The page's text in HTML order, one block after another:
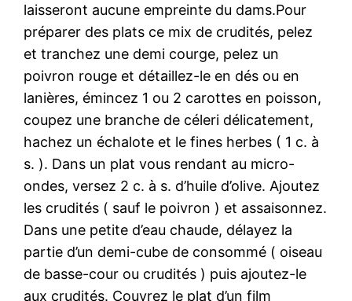
laisseront aucune empreinte du dams.Pour
préparer des plats ce mix de crudités, pelez
et tranchez une demi courge, pelez un
poivron rouge et détaillez-le en dés ou en
lanières, émincez 1 ou 2 carottes en poisson,
coupez une branche de céleri délicatement,
hachez un échalote et le fines herbes ( 1 c. à
s. ). Dans un plat vous rendant au micro-
ondes, versez 2 c. à s. d’huile d’olive. Ajoutez
les crudités ( sauf le poivron ) et assaisonnez.
Dans une petite d’eau chaude, délayez la
partie d’un demi-cube de consommé ( oiseau
de basse-cour ou crudités ) puis ajoutez-le
aux crudités. Couvrez le plat d’un film